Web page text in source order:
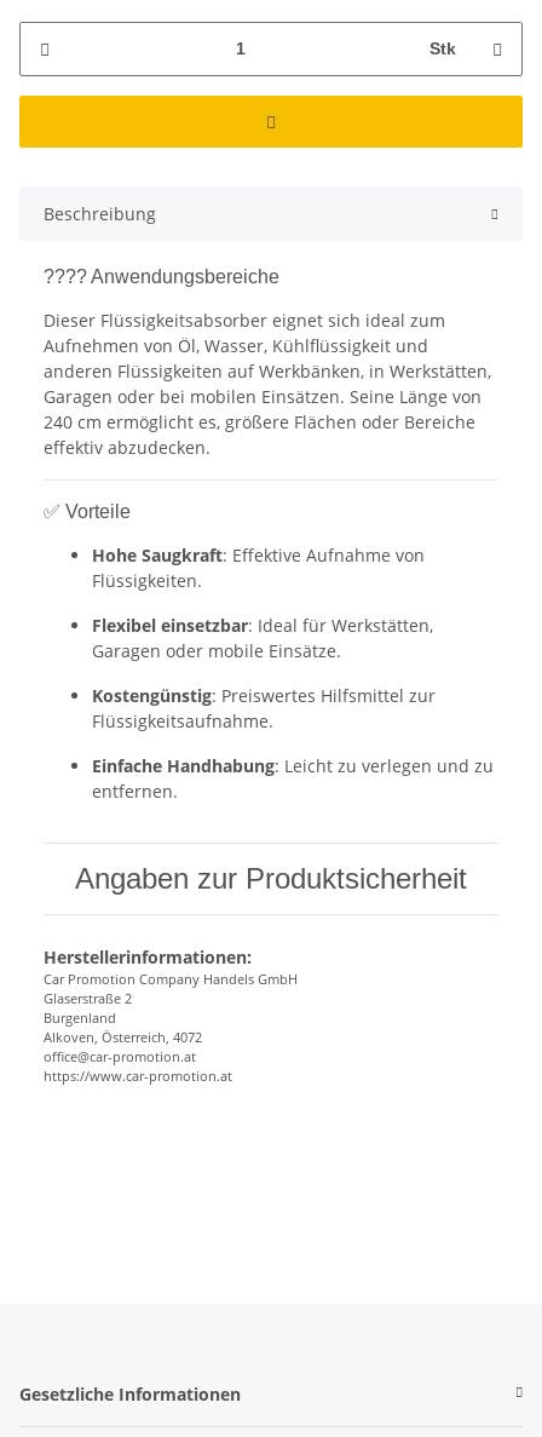
Stk
Beschreibung
????️ Anwendungsbereiche
Dieser Flüssigkeitsabsorber eignet sich ideal zum
Aufnehmen von Öl, Wasser, Kühlflüssigkeit und
anderen Flüssigkeiten auf Werkbänken, in Werkstätten,
Garagen oder bei mobilen Einsätzen. Seine Länge von
240 cm ermöglicht es, größere Flächen oder Bereiche
effektiv abzudecken.
✅ Vorteile
Hohe Saugkraft: Effektive Aufnahme von
Flüssigkeiten.
Flexibel einsetzbar: Ideal für Werkstätten,
Garagen oder mobile Einsätze.
Kostengünstig: Preiswertes Hilfsmittel zur
Flüssigkeitsaufnahme.
Einfache Handhabung: Leicht zu verlegen und zu
entfernen.
Angaben zur Produktsicherheit
Herstellerinformationen:
Car Promotion Company Handels GmbH
Glaserstraße 2
Burgenland
Alkoven, Österreich, 4072
office@car-promotion.at
https://www.car-promotion.at
Gesetzliche Informationen